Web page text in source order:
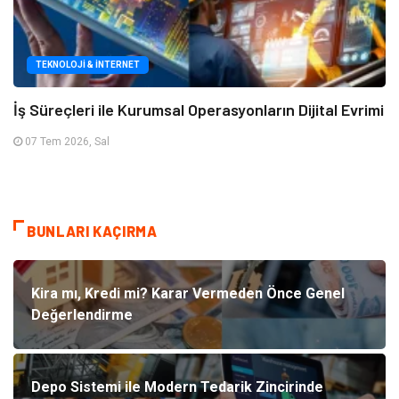
TEKNOLOJI & İNTERNET
İş Süreçleri ile Kurumsal Operasyonların Dijital Evrimi
07 Tem 2026, Sal
BUNLARI KAÇIRMA
Kira mı, Kredi mi? Karar Vermeden Önce Genel
Değerlendirme
Depo Sistemi ile Modern Tedarik Zincirinde